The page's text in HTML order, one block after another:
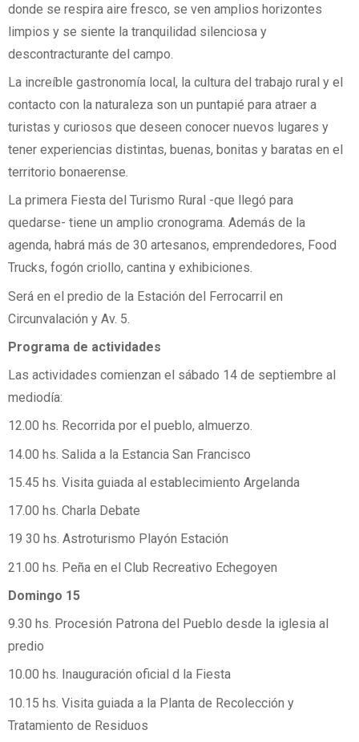
donde se respira aire fresco, se ven amplios horizontes
limpios y se siente la tranquilidad silenciosa y
descontracturante del campo.
La increíble gastronomía local, la cultura del trabajo rural y el
contacto con la naturaleza son un puntapié para atraer a
turistas y curiosos que deseen conocer nuevos lugares y
tener experiencias distintas, buenas, bonitas y baratas en el
territorio bonaerense.
La primera Fiesta del Turismo Rural -que llegó para
quedarse- tiene un amplio cronograma. Además de la
agenda, habrá más de 30 artesanos, emprendedores, Food
Trucks, fogón criollo, cantina y exhibiciones.
Será en el predio de la Estación del Ferrocarril en
Circunvalación y Av. 5.
Programa de actividades
Las actividades comienzan el sábado 14 de septiembre al
mediodía:
12.00 hs. Recorrida por el pueblo, almuerzo.
14.00 hs. Salida a la Estancia San Francisco
15.45 hs. Visita guiada al establecimiento Argelanda
17.00 hs. Charla Debate
19 30 hs. Astroturismo Playón Estación
21.00 hs. Peña en el Club Recreativo Echegoyen
Domingo 15
9.30 hs. Procesión Patrona del Pueblo desde la iglesia al
predio
10.00 hs. Inauguración oficial d la Fiesta
10.15 hs. Visita guiada a la Planta de Recolección y
Tratamiento de Residuos